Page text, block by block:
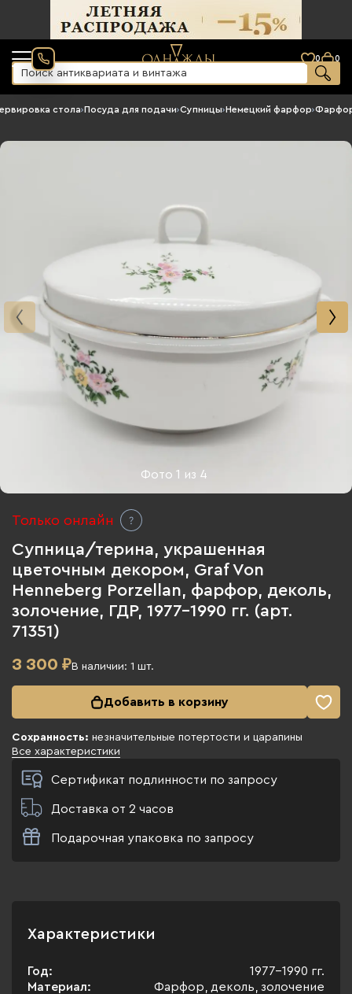
0 0
стола›Посуда для подачи›Супницы›Немецкий фарфор›
Фото1 из 4
Только онлайн
Супница/терина, украшенная
цветочным декором, Graf Von
Henneberg Porzellan, фарфор, деколь,
золочение, ГДР, 1977-1990 гг. (арт.
71351)
3 300 ₽В наличии: 1 шт.
Добавить в корзину
Сохранность: незначительные потертости и царапины
Все характеристики
Сертификат подлинности по запросу
Доставка от 2 часов
Подарочная упаковка по запросу
Характеристики
Год:
1977-1990 гг.
Материал:
Фарфор, деколь, золочение